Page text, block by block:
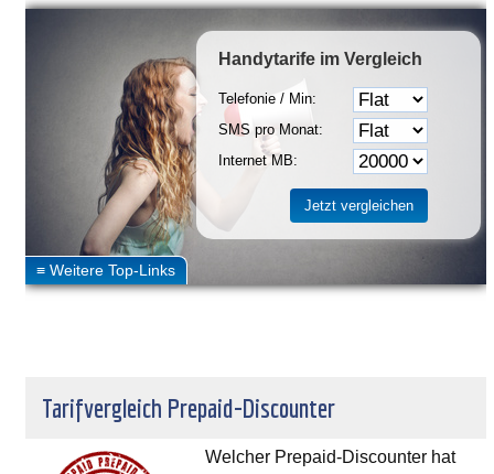
Handytarife im Vergleich
Telefonie / Min:
SMS pro Monat:
Internet MB:
Tarifvergleich Prepaid-Discounter
Welcher Prepaid-Discounter hat